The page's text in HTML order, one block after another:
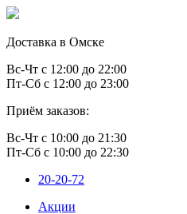
Доставка в Омске
Вс-Чт с 12:00 до 22:00
Пт-Сб с 12:00 до 23:00
Приём заказов:
Вс-Чт с 10:00 до 21:30
Пт-Сб с 10:00 до 22:30
20-20-72
Акции